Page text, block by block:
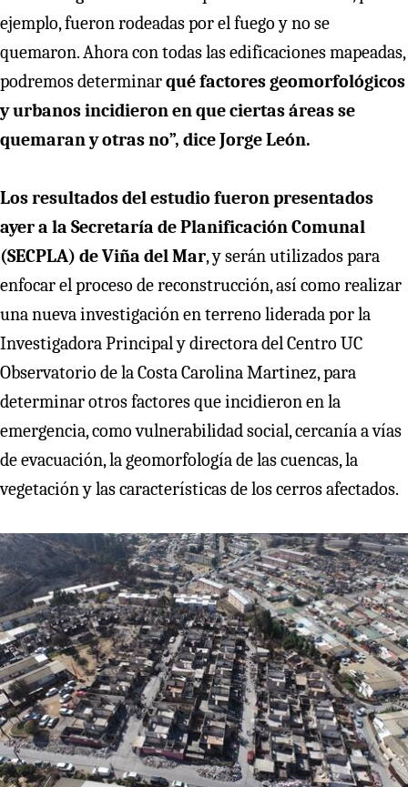
ejemplo, fueron rodeadas por el fuego y no se
quemaron. Ahora con todas las edificaciones mapeadas,
podremos determinarqué factores geomorfológicos
y urbanos incidieron en que ciertas áreas se
quemaran y otras no”, dice Jorge León.
Los resultados del estudio fueron presentados
ayer a la Secretaría de Planificación Comunal
(SECPLA) de Viña del Mar, y serán utilizados para
enfocar el proceso de reconstrucción, así como realizar
una nueva investigación en terreno liderada por la
Investigadora Principal y directora del Centro UC
Observatorio de la Costa Carolina Martinez, para
determinar otros factores que incidieron en la
emergencia, como vulnerabilidad social, cercanía a vías
de evacuación, la geomorfología de las cuencas, la
vegetación y las características de los cerros afectados.